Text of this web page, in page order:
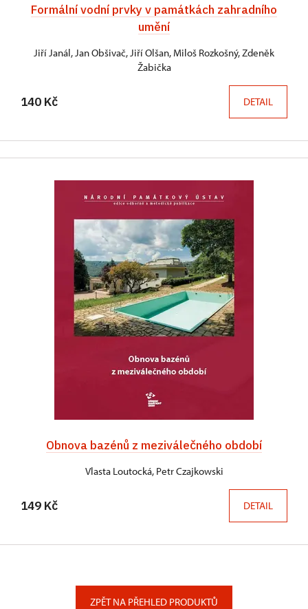
Formální vodní prvky v památkách zahradního
umění
Jiří Janál, Jan Obšivač, Jiří Olšan, Miloš Rozkošný, Zdeněk
Žabička
140 Kč DETAIL
Obnova bazénů z meziválečného období
Vlasta Loutocká, Petr Czajkowski
149 Kč DETAIL
ZPĚT NA PŘEHLED PRODUKTŮ